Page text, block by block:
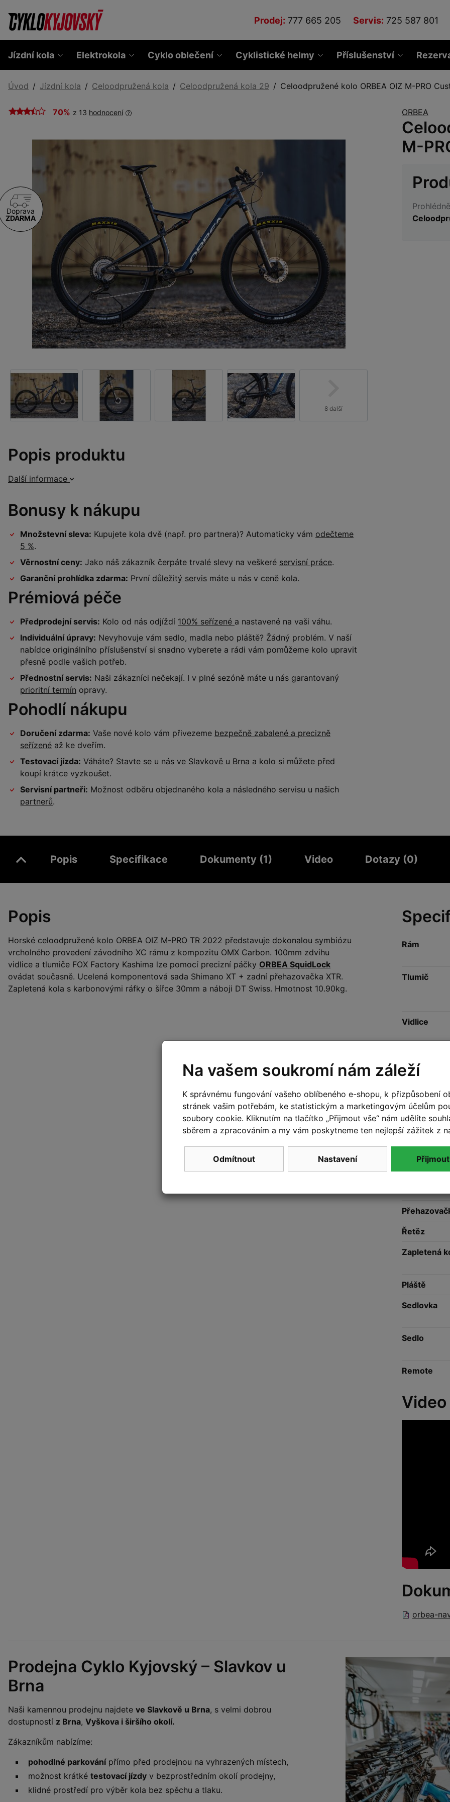
Prodej: 777 665 205 Servis: 725 587 801
Jízdní kola Elektrokola Cyklo oblečení Cyklistické helmy Příslušenství
Úvod Jízdní kola Celoodpružená kola Celoodpružená kola 29 Celoodpružené kolo ORBEA OIZ M-PRO
70% z 13 hodnocení
Doprava
ZDARMA
8 další
Popis produktu
Další informace
Bonusy k nákupu
Množstevní sleva: Kupujete kola dvě (např. pro partnera)? Automaticky vám odečteme
5 %.
Věrnostní ceny: Jako náš zákazník čerpáte trvalé slevy na veškeré servisní práce.
Garanční prohlídka zdarma: První důležitý servis máte u nás v ceně kola.
Prémiová péče
Předprodejní servis: Kolo od nás odjíždí 100% seřízené a nastavené na vaši váhu.
Individuální úpravy: Nevyhovuje vám sedlo, madla nebo pláště? Žádný problém. V naší
nabídce originálního příslušenství si snadno vyberete a rádi vám pomůžeme kolo upravit
přesně podle vašich potřeb.
Přednostní servis: Naši zákazníci nečekají. I v plné sezóně máte u nás garantovaný
prioritní termín opravy.
Pohodlí nákupu
Doručení zdarma: Vaše nové kolo vám přivezeme bezpečně zabalené a precizně
seřízené až ke dveřím.
Testovací jízda: Váháte? Stavte se u nás ve Slavkově u Brna a kolo si můžete před
koupí krátce vyzkoušet.
Servisní partneři: Možnost odběru objednaného kola a následného servisu u našich
partnerů.
ORBEA
M-
Popis Specifikace Dokumenty (1) Video Dotazy (0)
Popis
Horské celoodpružené kolo ORBEA OIZ M-PRO TR 2022 představuje dokonalou symbiózu
vrcholného provedení závodního XC rámu z kompozitu OMX Carbon. 100mm zdvihu
vidlice a tlumiče FOX Factory Kashima lze pomocí precizní páčky ORBEA SquidLock
ovádat současně. Ucelená komponentová sada Shimano XT + zadní přehazovačka XTR.
Zapletená kola s karbonovými ráfky o šířce 30mm a náboji DT Swiss. Hmotnost 10.90kg.
Rám
Tlumič
Vidlice
Hl. složení
Řidítka
Představec
Řazení
Brzdy
Řetěz
Zapletená
Pláště
Sedlovka
Sedlo
Remote
Video
orbea-
Prodejna Cyklo Kyjovský – Slavkov u
Brna
Naši kamennou prodejnu najdete ve Slavkově u Brna, s velmi dobrou
dostupností z Brna, Vyškova i širšího okolí.
Zákazníkům nabízíme:
pohodlné parkovánípřímo před prodejnou na vyhrazených místech,
možnost krátké testovací jízdy v bezprostředním okolí prodejny,
klidné prostředí pro výběr kola bez spěchu a tlaku.
Na vašem soukromí nám záleží
K správnému fungování vašeho oblíbeného e-shopu, k přizpůsobení
stránek vašim potřebám, ke statistickým a marketingovým účelům
soubory cookie. Kliknutím na tlačítko „Přijmout vše“ nám udělíte
sběrem a zpracováním a my vám poskytneme ten nejlepší zážitek z
Odmítnout Nastavení